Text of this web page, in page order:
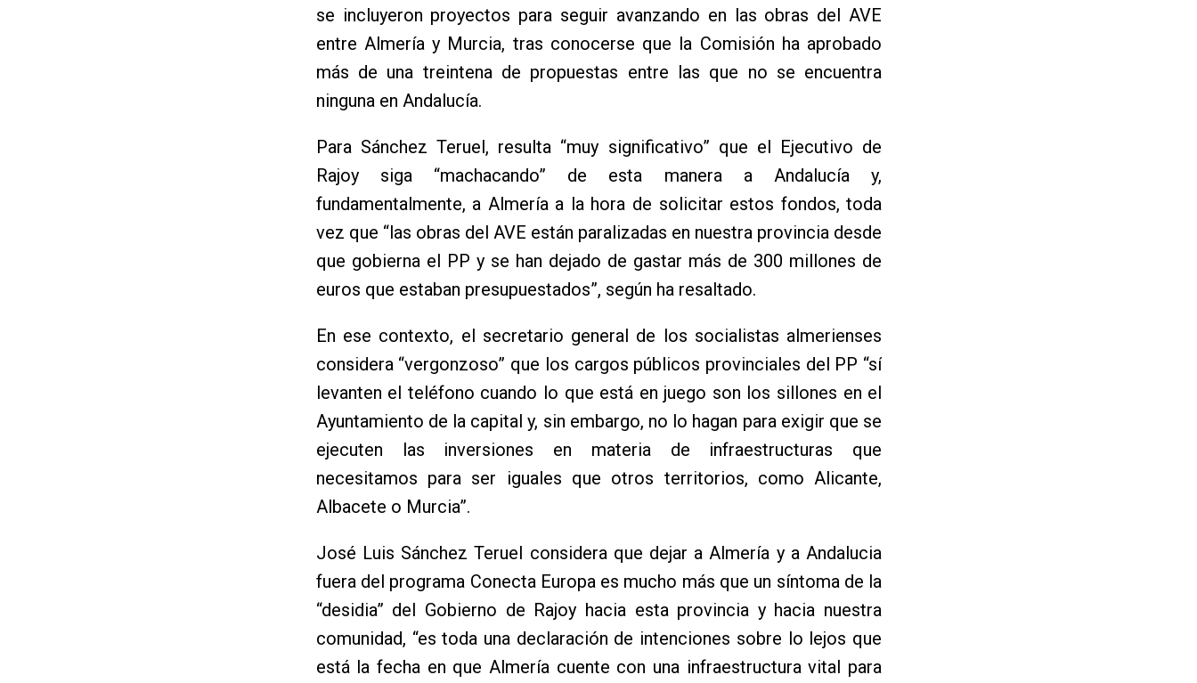
se incluyeron proyectos para seguir avanzando en las obras del AVE
entre Almería y Murcia, tras conocerse que la Comisión ha aprobado
más de una treintena de propuestas entre las que no se encuentra
ninguna en Andalucía.
Para Sánchez Teruel, resulta “muy significativo” que el Ejecutivo de
Rajoy siga “machacando” de esta manera a Andalucía y,
fundamentalmente, a Almería a la hora de solicitar estos fondos, toda
vez que “las obras del AVE están paralizadas en nuestra provincia desde
que gobierna el PP y se han dejado de gastar más de 300 millones de
euros que estaban presupuestados”, según ha resaltado.
En ese contexto, el secretario general de los socialistas almerienses
considera “vergonzoso” que los cargos públicos provinciales del PP “sí
levanten el teléfono cuando lo que está en juego son los sillones en el
Ayuntamiento de la capital y, sin embargo, no lo hagan para exigir que se
ejecuten las inversiones en materia de infraestructuras que
necesitamos para ser iguales que otros territorios, como Alicante,
Albacete o Murcia”.
José Luis Sánchez Teruel considera que dejar a Almería y a Andalucia
fuera del programa Conecta Europa es mucho más que un síntoma de la
“desidia” del Gobierno de Rajoy hacia esta provincia y hacia nuestra
comunidad, “es toda una declaración de intenciones sobre lo lejos que
está la fecha en que Almería cuente con una infraestructura vital para